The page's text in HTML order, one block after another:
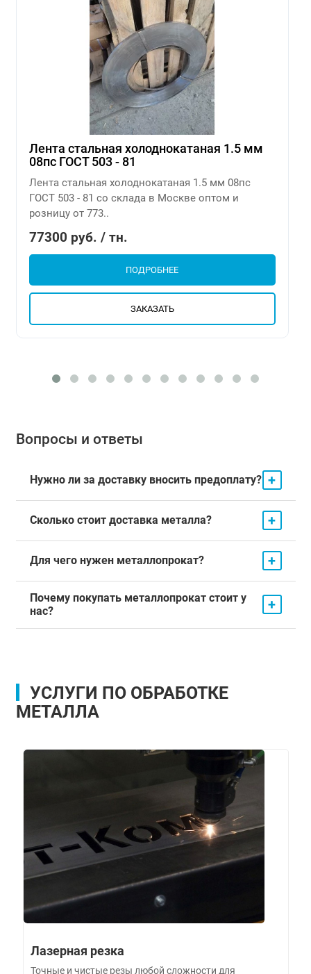
Лента стальная холоднокатаная 1.5 мм
08пс ГОСТ 503 - 81
Лента стальная холоднокатаная 1.5 мм 08пс
ГОСТ 503 - 81 со склада в Москве оптом и
розницу от 773..
77300 руб. / тн.
ПОДРОБНЕЕ
ЗАКАЗАТЬ
Вопросы и ответы
Нужно ли за доставку вносить предоплату? +
Сколько стоит доставка металла? +
Для чего нужен металлопрокат? +
Почему покупать металлопрокат стоит у
нас?
+
УСЛУГИ ПО ОБРАБОТКЕ
МЕТАЛЛА
Лазерная резка
Точные и чистые резы любой сложности для